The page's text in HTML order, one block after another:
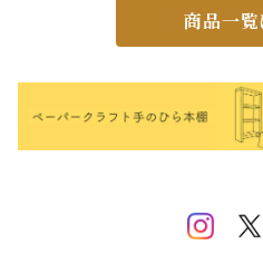
商品一覧